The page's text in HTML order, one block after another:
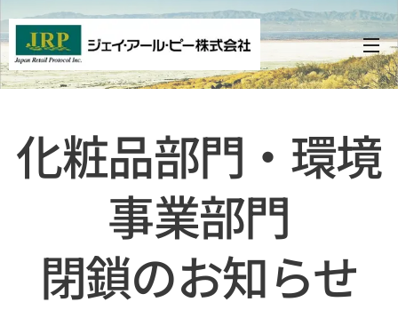
化粧品部門・環境
事業部門
閉鎖のお知らせ